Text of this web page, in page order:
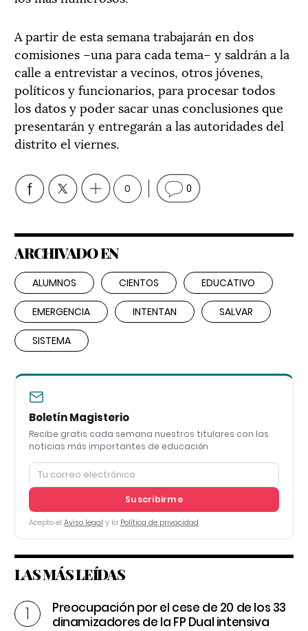
A partir de esta semana trabajarán en dos
comisiones –una para cada tema– y saldrán a la
calle a entrevistar a vecinos, otros jóvenes,
políticos y funcionarios, para procesar todos
los datos y poder sacar unas conclusiones que
presentarán y entregarán a las autoridades del
distrito el viernes.
0 0
ARCHIVADO EN
ALUMNOS CIENTOS EDUCATIVO
EMERGENCIA INTENTAN SALVAR
SISTEMA
Boletín Magisterio
Recibe gratis cada semana nuestros titulares con las
noticias más importantes de educación
Suscribirme
Acepto el Aviso legal y la Política de privacidad
LAS MÁS LEÍDAS
Preocupación por el cese de 20 de los 33
dinamizadores de la FP Dual intensiva